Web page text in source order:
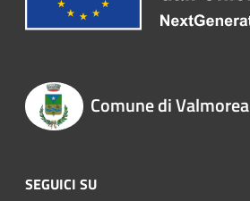
Comune di Valmorea
SEGUICI SU